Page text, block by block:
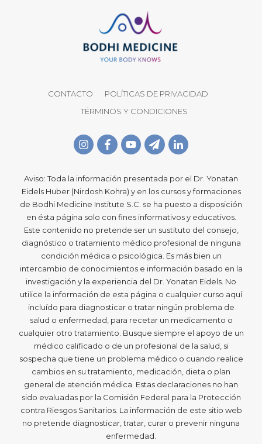
CONTACTO
POLÍTICAS DE PRIVACIDAD
TÉRMINOS Y CONDICIONES
Aviso: Toda la información presentada por el Dr. Yonatan
Eidels Huber (Nirdosh Kohra) y en los cursos y formaciones
de Bodhi Medicine Institute S.C. se ha puesto a disposición
en ésta página solo con fines informativos y educativos.
Este contenido no pretende ser un sustituto del consejo,
diagnóstico o tratamiento médico profesional de ninguna
condición médica o psicológica. Es más bien un
intercambio de conocimientos e información basado en la
investigación y la experiencia del Dr. Yonatan Eidels. No
utilice la información de esta página o cualquier curso aquí
incluído para diagnosticar o tratar ningún problema de
salud o enfermedad, para recetar un medicamento o
cualquier otro tratamiento. Busque siempre el apoyo de un
médico calificado o de un profesional de la salud, si
sospecha que tiene un problema médico o cuando realice
cambios en su tratamiento, medicación, dieta o plan
general de atención médica. Estas declaraciones no han
sido evaluadas por la Comisión Federal para la Protección
contra Riesgos Sanitarios. La información de este sitio web
no pretende diagnosticar, tratar, curar o prevenir ninguna
enfermedad.